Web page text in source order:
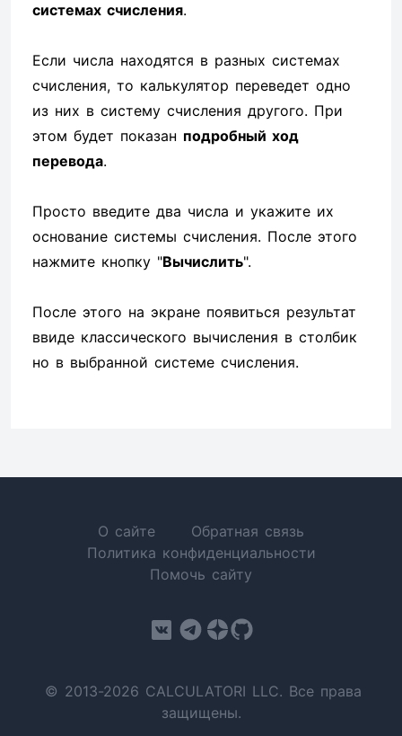
системах счисления.
Если числа находятся в разных системах
счисления, то калькулятор переведет одно
из них в систему счисления другого. При
этом будет показан подробный ход
перевода.
Просто введите два числа и укажите их
основание системы счисления. После этого
нажмите кнопку "Вычислить".
После этого на экране появиться результат
ввиде классического вычисления в столбик
но в выбранной системе счисления.
О сайте
Обратная связь
Политика конфиденциальности
Помочь сайту
© 2013-2026 CALCULATORI LLC. Все права
защищены.